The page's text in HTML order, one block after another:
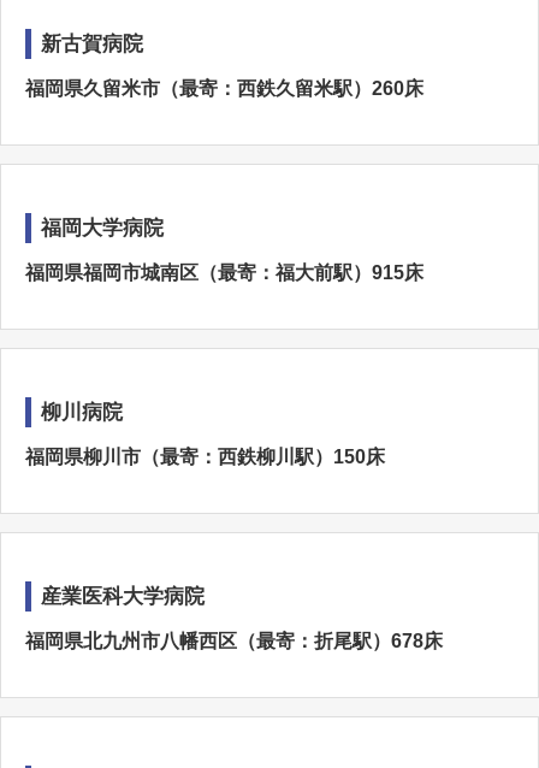
新古賀病院
福岡県久留米市（最寄：西鉄久留米駅）260床
福岡大学病院
福岡県福岡市城南区（最寄：福大前駅）915床
柳川病院
福岡県柳川市（最寄：西鉄柳川駅）150床
産業医科大学病院
福岡県北九州市八幡西区（最寄：折尾駅）678床